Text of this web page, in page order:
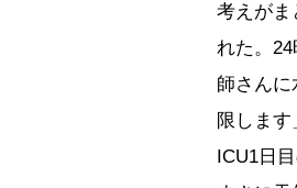
考えがま
れた。
師さんに
限しま
ICU1日